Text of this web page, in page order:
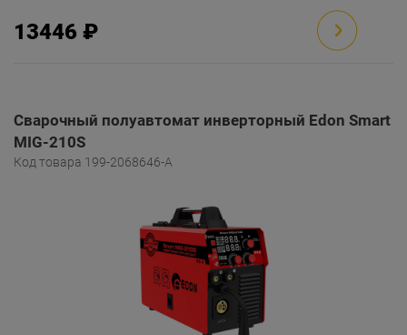
13446 ₽
Сварочный полуавтомат инверторный Edon Smart
MIG-210S
Код товара 199-2068646-A